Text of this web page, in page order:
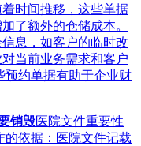
时间推移，这些单据
了额外的仓储成本。
息，如客户的临时改
当前业务需求和客户
预约单据有助于企业财
销毁医院文件重要性
的依据：医院文件记载